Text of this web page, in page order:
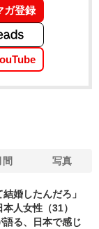
ガ登録
間 写真
婚したんだろ」
人女性（31）
る、日本で感じ